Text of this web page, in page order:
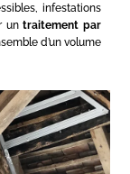
infestations
untraitement par
d’un volume